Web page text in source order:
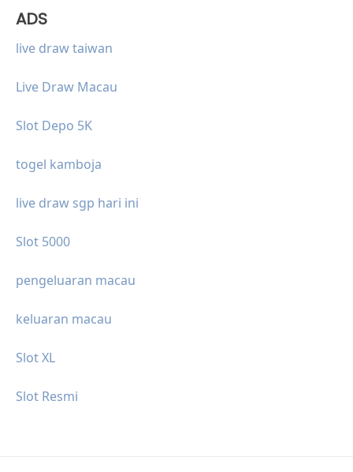
ADS
live draw taiwan
Live Draw Macau
Slot Depo 5K
togel kamboja
live draw sgp hari ini
Slot 5000
pengeluaran macau
keluaran macau
Slot XL
Slot Resmi